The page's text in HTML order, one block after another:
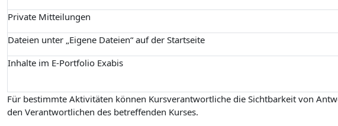
Private Mitteilungen
Dateien unter „Eigene Dateien“ auf der Startseite
Inhalte im E-Portfolio Exabis
Für bestimmte Aktivitäten können Kursverantwortliche die Sichtbarkeit von
den Verantwortlichen des betreffenden Kurses.